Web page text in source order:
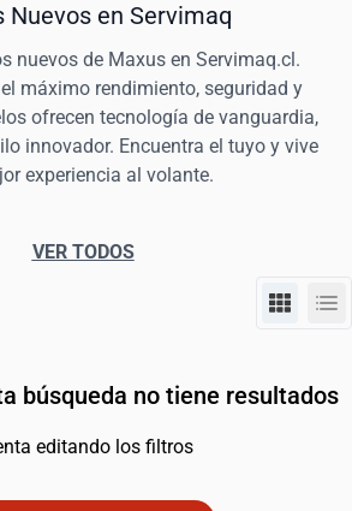
Nuevos en Servimaq
nuevos de Maxus en Servimaq.cl.
máximo rendimiento, seguridad y
ofrecen tecnología de vanguardia,
innovador. Encuentra el tuyo y vive
experiencia al volante.
VER TODOS
búsqueda no tiene resultados
editando los filtros